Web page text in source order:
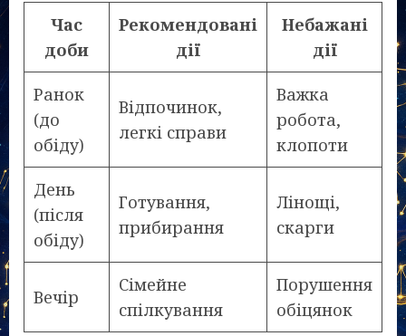
Час
доби
Рекомендовані
дії
Небажані
дії
Ранок
(до
обіду)
Відпочинок,
легкі справи
Важка
робота,
клопоти
День
(після
обіду)
Готування,
прибирання
Лінощі,
скарги
Вечір
Сімейне
спілкування
Порушення
обіцянок